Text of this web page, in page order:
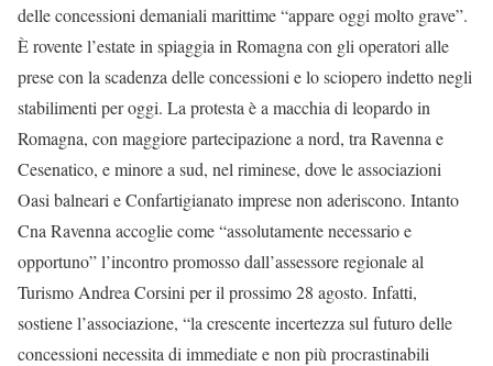
delle concessioni demaniali marittime “appare oggi molto grave”.
È rovente l’estate in spiaggia in Romagna con gli operatori alle
prese con la scadenza delle concessioni e lo sciopero indetto negli
stabilimenti per oggi. La protesta è a macchia di leopardo in
Romagna, con maggiore partecipazione a nord, tra Ravenna e
Cesenatico, e minore a sud, nel riminese, dove le associazioni
Oasi balneari e Confartigianato imprese non aderiscono. Intanto
Cna Ravenna accoglie come “assolutamente necessario e
opportuno” l’incontro promosso dall’assessore regionale al
Turismo Andrea Corsini per il prossimo 28 agosto. Infatti,
sostiene l’associazione, “la crescente incertezza sul futuro delle
concessioni necessita di immediate e non più procrastinabili